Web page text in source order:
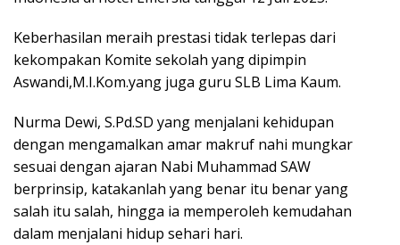
Keberhasilan meraih prestasi tidak terlepas dari
kekompakan Komite sekolah yang dipimpin
Aswandi,M.I.Kom.yang juga guru SLB Lima Kaum.
Nurma Dewi, S.Pd.SD yang menjalani kehidupan
dengan mengamalkan amar makruf nahi mungkar
sesuai dengan ajaran Nabi Muhammad SAW
berprinsip, katakanlah yang benar itu benar yang
salah itu salah, hingga ia memperoleh kemudahan
dalam menjalani hidup sehari hari.